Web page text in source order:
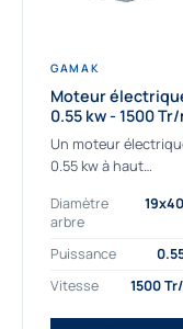
GAMAK
Moteur
0.55 kw - 1500 Tr/
- 230/400V - IE2
Un moteur
0.55 kw à haut
applications les
exigeantes.
Notre moteur
0.55 kw de référence
AGM2EL 80 M 4a...
Diamètre
arbre
Puissance
Vitesse
1500